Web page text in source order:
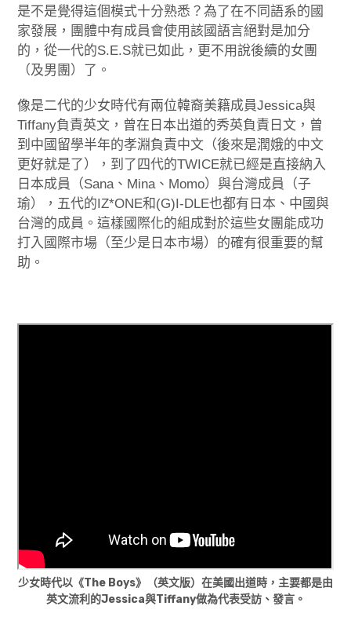
是不是覺得這個模式十分熟悉？為了在不同語系的國
家發展，團體中有成員會使用該國語言絕對是加分
的，從一代的S.E.S就已如此，更不用說後續的女團
（及男團）了。
像是二代的少女時代有兩位韓裔美籍成員Jessica與
Tiffany負責英文，曾在日本出道的秀英負責日文，曾
到中國留學半年的孝淵負責中文（後來是潤娥的中文
更好就是了），到了四代的TWICE就已經是直接納入
日本成員（Sana、Mina、Momo）與台灣成員（子
瑜），五代的IZ*ONE和(G)I-DLE也都有日本、中國與
台灣的成員。這樣國際化的組成對於這些女團能成功
打入國際市場（至少是日本市場）的確有很重要的幫
助。
少女時代以《The Boys》（英文版）在美國出道時，主要都是由
英文流利的Jessica與Tiffany做為代表受訪、發言。